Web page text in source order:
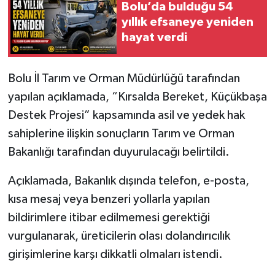
Bolu’da bulduğu 54
yıllık efsaneye yeniden
hayat verdi
Bolu İl Tarım ve Orman Müdürlüğü tarafından
yapılan açıklamada, “Kırsalda Bereket, Küçükbaşa
Destek Projesi” kapsamında asil ve yedek hak
sahiplerine ilişkin sonuçların Tarım ve Orman
Bakanlığı tarafından duyurulacağı belirtildi.
Açıklamada, Bakanlık dışında telefon, e-posta,
kısa mesaj veya benzeri yollarla yapılan
bildirimlere itibar edilmemesi gerektiği
vurgulanarak, üreticilerin olası dolandırıcılık
girişimlerine karşı dikkatli olmaları istendi.